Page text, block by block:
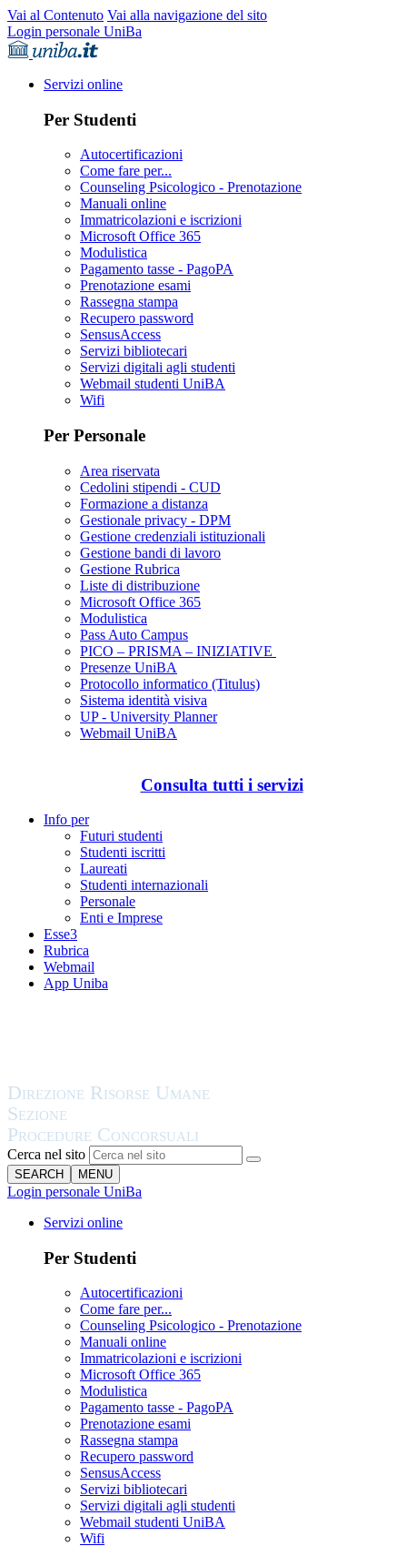
Vai al Contenuto Vai alla navigazione del sito
Login personale UniBa
Servizi online
Per Studenti
Autocertificazioni
Come fare per...
Counseling Psicologico - Prenotazione
Manuali online
Immatricolazioni e iscrizioni
Microsoft Office 365
Modulistica
Pagamento tasse - PagoPA
Prenotazione esami
Rassegna stampa
Recupero password
SensusAccess
Servizi bibliotecari
Servizi digitali agli studenti
Webmail studenti UniBA
Wifi
Per Personale
Area riservata
Cedolini stipendi - CUD
Formazione a distanza
Gestionale privacy - DPM
Gestione credenziali istituzionali
Gestione bandi di lavoro
Gestione Rubrica
Liste di distribuzione
Microsoft Office 365
Modulistica
Pass Auto Campus
PICO – PRISMA – INIZIATIVE
Presenze UniBA
Protocollo informatico (Titulus)
Sistema identità visiva
UP - University Planner
Webmail UniBA
Consulta tutti i servizi
Info per
Futuri studenti
Studenti iscritti
Laureati
Studenti internazionali
Personale
Enti e Imprese
Esse3
Rubrica
Webmail
App Uniba
Cerca nel sito
SEARCH MENU
Login personale UniBa
Servizi online
Per Studenti
Autocertificazioni
Come fare per...
Counseling Psicologico - Prenotazione
Manuali online
Immatricolazioni e iscrizioni
Microsoft Office 365
Modulistica
Pagamento tasse - PagoPA
Prenotazione esami
Rassegna stampa
Recupero password
SensusAccess
Servizi bibliotecari
Servizi digitali agli studenti
Webmail studenti UniBA
Wifi